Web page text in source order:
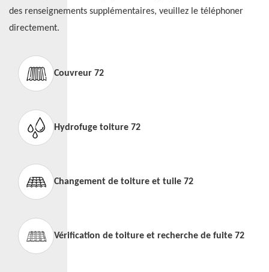
des renseignements supplémentaires, veuillez le téléphoner
directement.
Couvreur 72
Hydrofuge toiture 72
Changement de toiture et tuile 72
Vérification de toiture et recherche de fuite 72